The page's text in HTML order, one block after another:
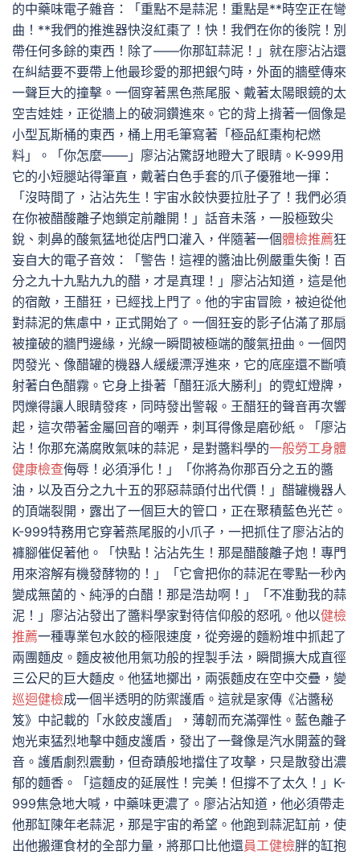
的中藥味電子雜音：「重點不是蒜泥！重點是**時空正在彎
曲！**我們的推進器快沒紅棗了！快！我們在你的後院！別
帶任何多餘的東西！除了——你那缸蒜泥！」就在廖沾沾還
在糾結要不要帶上他最珍愛的那把銀勺時，外面的牆壁傳來
一聲巨大的撞擊。一個穿著黑色燕尾服、戴著太陽眼鏡的太
空吉娃娃，正從牆上的破洞鑽進來。它的背上揹著一個像是
小型瓦斯桶的東西，桶上用毛筆寫著「極品紅棗枸杞燃
料」。「你怎麼——」廖沾沾驚訝地瞪大了眼睛。K-999用
它的小短腿站得筆直，戴著白色手套的爪子優雅地一揮：
「沒時間了，沾沾先生！宇宙水餃快要拉肚子了！我們必須
在你被醋酸離子炮鎖定前離開！」話音未落，一股極致尖
銳、刺鼻的酸氣猛地從店門口灌入，伴隨著一個體檢推薦狂
妄自大的電子音效：「警告！這裡的醬油比例嚴重失衡！百
分之九十九點九九的醋，才是真理！」廖沾沾知道，這是他
的宿敵，王醋狂，已經找上門了。他的宇宙冒險，被迫從他
對蒜泥的焦慮中，正式開始了。一個狂妄的影子佔滿了那扇
被撞破的牆門邊緣，光線一瞬間被極端的酸氣扭曲。一個閃
閃發光、像醋罐的機器人緩緩漂浮進來，它的底座還不斷噴
射著白色醋霧。它身上掛著「醋狂派大勝利」的霓虹燈牌，
閃爍得讓人眼睛發疼，同時發出警報。王醋狂的聲音再次響
起，這次帶著金屬回音的嘲弄，刺耳得像是磨砂紙。「廖沾
沾！你那充滿腐敗氣味的蒜泥，是對醬料學的一般勞工身體
健康檢查侮辱！必須淨化！」「你將為你那百分之五的醬
油，以及百分之九十五的邪惡蒜頭付出代價！」醋罐機器人
的頂端裂開，露出了一個巨大的管口，正在聚積藍色光芒。
K-999特務用它穿著燕尾服的小爪子，一把抓住了廖沾沾的
褲腳催促著他。「快點！沾沾先生！那是醋酸離子炮！專門
用來溶解有機發酵物的！」「它會把你的蒜泥在零點一秒內
變成無菌的、純淨的白醋！那是浩劫啊！」「不准動我的蒜
泥！」廖沾沾發出了醬料學家對待信仰般的怒吼。他以健檢
推薦一種專業包水餃的極限速度，從旁邊的麵粉堆中抓起了
兩團麵皮。麵皮被他用氣功般的捏製手法，瞬間擴大成直徑
三公尺的巨大麵皮。他猛地擲出，兩張麵皮在空中交疊，變
巡迴健檢成一個半透明的防禦護盾。這就是家傳《沾醬秘
笈》中記載的「水餃皮護盾」，薄韌而充滿彈性。藍色離子
炮光束猛烈地擊中麵皮護盾，發出了一聲像是汽水開蓋的聲
音。護盾劇烈震動，但奇蹟般地擋住了攻擊，只是散發出濃
郁的麵香。「這麵皮的延展性！完美！但撐不了太久！」K-
999焦急地大喊，中藥味更濃了。廖沾沾知道，他必須帶走
他那缸陳年老蒜泥，那是宇宙的希望。他跑到蒜泥缸前，使
出他搬運食材的全部力量，將那口比他還員工健檢胖的缸抱